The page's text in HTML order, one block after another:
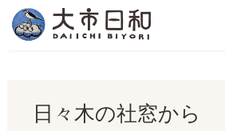
日々木の社窓から